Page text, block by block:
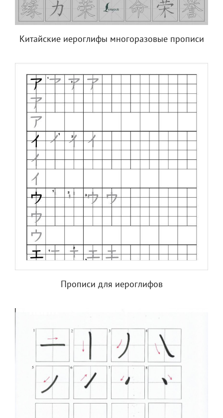
Китайские иероглифы многоразовые прописи
Прописи для иероглифов